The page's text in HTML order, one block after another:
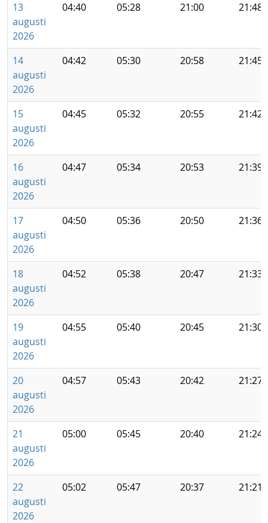
13
augusti
2026
04:40 05:28 21:00 21:48
14
augusti
2026
04:42 05:30 20:58 21:45
15
augusti
2026
04:45 05:32 20:55 21:42
16
augusti
2026
04:47 05:34 20:53 21:39
17
augusti
2026
04:50 05:36 20:50 21:36
18
augusti
2026
04:52 05:38 20:47 21:33
19
augusti
2026
04:55 05:40 20:45 21:30
20
augusti
2026
04:57 05:43 20:42 21:27
21
augusti
2026
05:00 05:45 20:40 21:24
22
augusti
2026
05:02 05:47 20:37 21:21